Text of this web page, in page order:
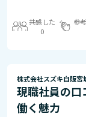
共感した
0
参
株式会社スズキ自販宮
現職社員の口
働く魅力